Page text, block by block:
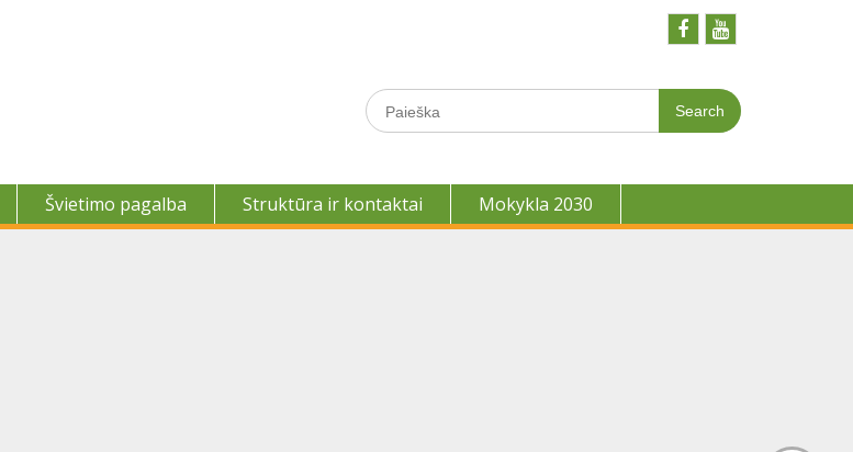
Search
for:
Švietimo pagalba Struktūra ir kontaktai Mokykla 2030